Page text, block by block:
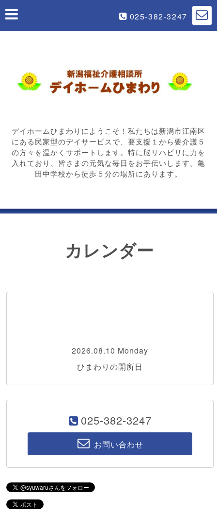
025-382-3247
デイホームひまわりにようこそ！私たちは新潟市江南区
にある民家型のデイサービスで、要支援１から要介護５
の方々を温かくサポートします。特に脳リハビリに力を
入れており、皆さまの元気な毎日をお手伝いします。亀
田中学校から徒歩５分の場所にあります。
カレンダー
2026.08.10 Monday
ひまわりの開所日
025-382-3247
お問い合わせ